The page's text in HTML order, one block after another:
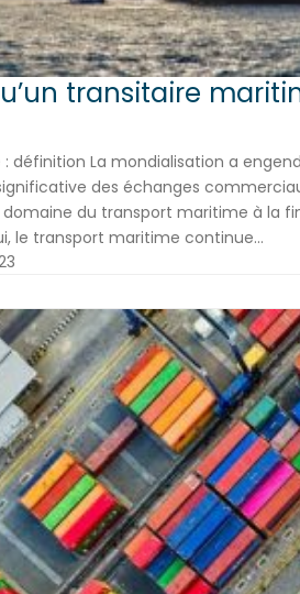
transitaire
définition La mondialisation a
des échanges
du transport maritime à la
le transport maritime continue…